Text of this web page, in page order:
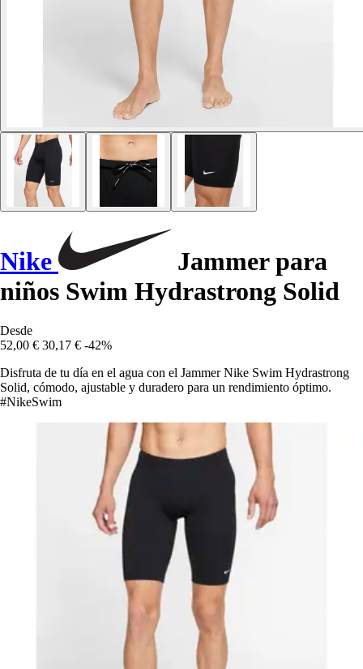
Nike
Jammer para
niños Swim Hydrastrong Solid
Desde
52,00 € 30,17 € -42%
Disfruta de tu día en el agua con el Jammer Nike Swim Hydrastrong
Solid, cómodo, ajustable y duradero para un rendimiento óptimo.
#NikeSwim